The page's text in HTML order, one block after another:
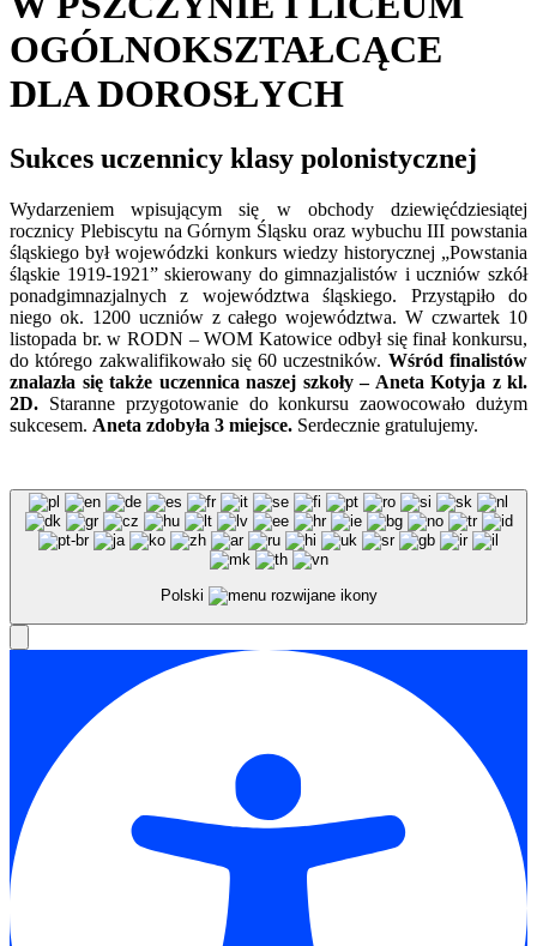
OGÓLNOKSZTAŁCĄCE
DLA DOROSŁYCH
Sukces uczennicy klasy polonistycznej
Wydarzeniem wpisującym się w obchody dziewięćdziesiątej
rocznicy Plebiscytu na Górnym Śląsku oraz wybuchu III powstania
śląskiego był wojewódzki konkurs wiedzy historycznej „Powstania
śląskie 1919-1921” skierowany do gimnazjalistów i uczniów szkół
ponadgimnazjalnych z województwa śląskiego. Przystąpiło do
niego ok. 1200 uczniów z całego województwa. W czwartek 10
listopada br. w RODN – WOM Katowice odbył się finał konkursu,
do którego zakwalifikowało się 60 uczestników. Wśród finalistów
znalazła się także uczennica naszej szkoły – Aneta Kotyja z kl.
2D. Staranne przygotowanie do konkursu zaowocowało dużym
sukcesem. Aneta zdobyła 3 miejsce. Serdecznie gratulujemy.
Polski